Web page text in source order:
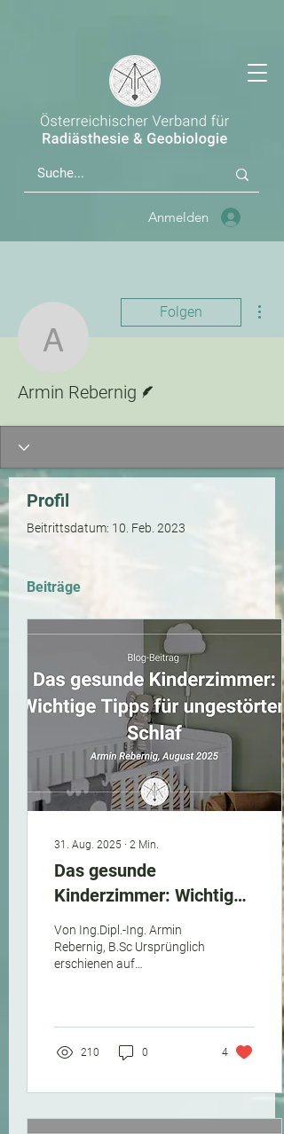
Anmelden
Armin Rebernig
Folgen
Armin Rebernig
Profil
Beitrittsdatum: 10. Feb. 2023
Beiträge
31. Aug. 2025 ∙ 2 Min.
Das gesunde
Kinderzimmer: Wichtige
Tipps für ungestörten
Schlaf
Von Ing.Dipl.-Ing. Armin
Rebernig, B.Sc Ursprünglich
erschienen auf
tipps-f...
210 0 4